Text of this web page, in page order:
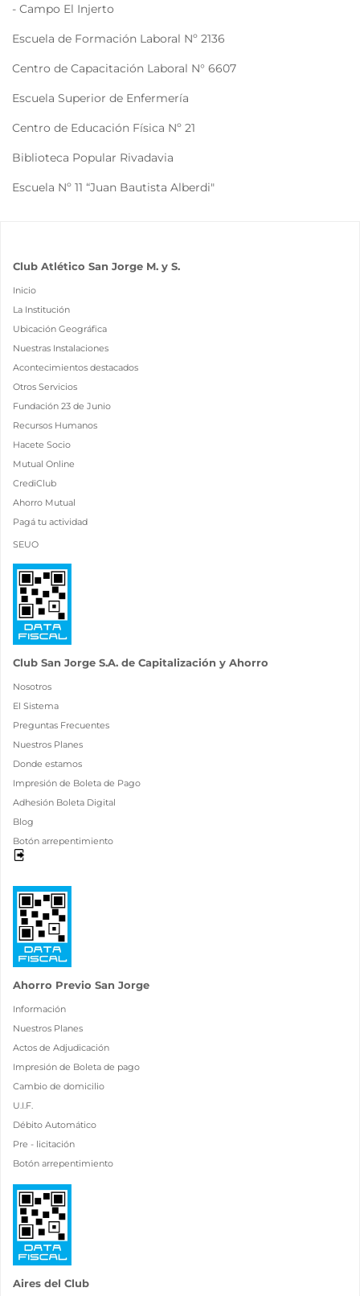
- Campo El Injerto
Escuela de Formación Laboral Nº 2136
Centro de Capacitación Laboral N° 6607
Escuela Superior de Enfermería
Centro de Educación Física Nº 21
Biblioteca Popular Rivadavia
Escuela Nº 11 “Juan Bautista Alberdi"
Club Atlético San Jorge M. y S.
Inicio
La Institución
Ubicación Geográfica
Nuestras Instalaciones
Acontecimientos destacados
Otros Servicios
Fundación 23 de Junio
Recursos Humanos
Hacete Socio
Mutual Online
CrediClub
Ahorro Mutual
Pagá tu actividad
SEUO
Club San Jorge S.A. de Capitalización y Ahorro
Nosotros
El Sistema
Preguntas Frecuentes
Nuestros Planes
Donde estamos
Impresión de Boleta de Pago
Adhesión Boleta Digital
Blog
Botón arrepentimiento
Ahorro Previo San Jorge
Información
Nuestros Planes
Actos de Adjudicación
Impresión de Boleta de pago
Cambio de domicilio
U.I.F.
Débito Automático
Pre - licitación
Botón arrepentimiento
Aires del Club